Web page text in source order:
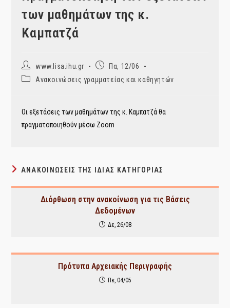
των μαθημάτων της κ.
Καμπατζά
Post
author:
www.lisa.ihu.gr
PostΠα, 12/06
PostΑνακοινώσεις γραμματείας και καθηγητών
Οι εξετάσεις των μαθημάτων της κ. Καμπατζά θα
πραγματοποιηθούν μέσω Zoom
ΑΝΑΚΟΙΝΏΣΕΙΣ ΤΗΣ ΊΔΙΑΣ ΚΑΤΗΓΟΡΊΑΣ
Διόρθωση στην ανακοίνωση για τις Βάσεις
Δεδομένων
Δε, 26/08
Πρότυπα Αρχειακής Περιγραφής
Πε, 04/05